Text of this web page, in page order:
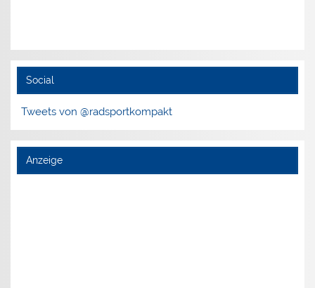
Social
Tweets von @radsportkompakt
Anzeige